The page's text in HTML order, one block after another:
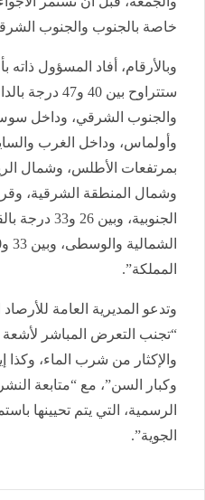
خاصة بالجنوب والجنوب
وبالأرقام، أفاد المسؤول ذاته
ستتراوح بين 40
والجنوب الشرقي، وداخل
بمرتفعات الأطلس، وشمال
وشمال المنطقة الشرقية،
الجنوبية،
المملكة”.
وتدعو المديرية العامة
“تجنب التعرض المباشر
والإكثار من شرب الماء، وكذا
وكبار السن”، مع “متابعة
الرسمية، التي يتم تحيينها
الجوية”.